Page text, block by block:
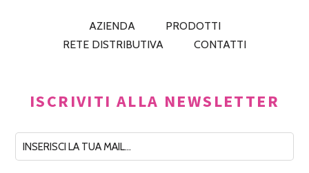
AZIENDA
PRODOTTI
RETE DISTRIBUTIVA
CONTATTI
ISCRIVITI ALLA NEWSLETTER